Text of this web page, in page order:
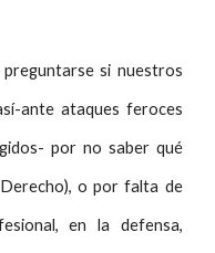
si nuestros
ante ataques feroces
por no saber qué
o por falta de
en la defensa,